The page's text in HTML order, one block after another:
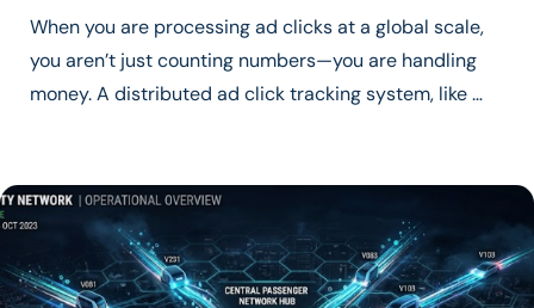
When you are processing ad clicks at a global scale,
you aren’t just counting numbers—you are handling
money. A distributed ad click tracking system, like …